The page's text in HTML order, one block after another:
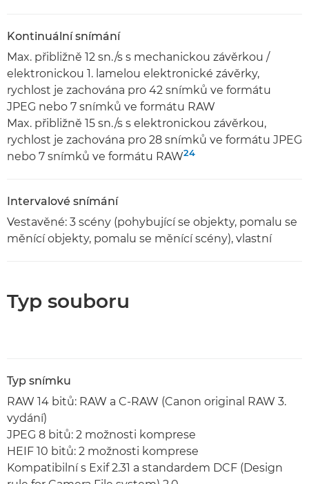
Kontinuální snímání
Max. přibližně 12 sn./s s mechanickou závěrkou /
elektronickou 1. lamelou elektronické závěrky,
rychlost je zachována pro 42 snímků ve formátu
JPEG nebo 7 snímků ve formátu RAW
Max. přibližně 15 sn./s s elektronickou závěrkou,
rychlost je zachována pro 28 snímků ve formátu JPEG
nebo 7 snímků ve formátu RAW24
Intervalové snímání
Vestavěné: 3 scény (pohybující se objekty, pomalu se
měnící objekty, pomalu se měnící scény), vlastní
Typ souboru
Typ snímku
RAW 14 bitů: RAW a C-RAW (Canon original RAW 3.
vydání)
JPEG 8 bitů: 2 možnosti komprese
HEIF 10 bitů: 2 možnosti komprese
Kompatibilní s Exif 2.31 a standardem DCF (Design